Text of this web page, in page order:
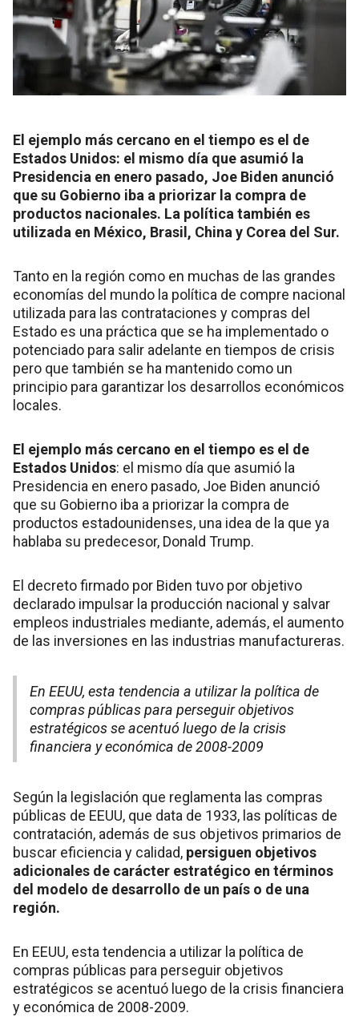
El ejemplo más cercano en el tiempo es el de
Estados Unidos: el mismo día que asumió la
Presidencia en enero pasado, Joe Biden anunció
que su Gobierno iba a priorizar la compra de
productos nacionales. La política también es
utilizada en México, Brasil, China y Corea del Sur.
Tanto en la región como en muchas de las grandes
economías del mundo la política de compre nacional
utilizada para las contrataciones y compras del
Estado es una práctica que se ha implementado o
potenciado para salir adelante en tiempos de crisis
pero que también se ha mantenido como un
principio para garantizar los desarrollos económicos
locales.
El ejemplo más cercano en el tiempo es el de
Estados Unidos: el mismo día que asumió la
Presidencia en enero pasado, Joe Biden anunció
que su Gobierno iba a priorizar la compra de
productos estadounidenses, una idea de la que ya
hablaba su predecesor, Donald Trump.
El decreto firmado por Biden tuvo por objetivo
declarado impulsar la producción nacional y salvar
empleos industriales mediante, además, el aumento
de las inversiones en las industrias manufactureras.
En EEUU, esta tendencia a utilizar la política de
compras públicas para perseguir objetivos
estratégicos se acentuó luego de la crisis
financiera y económica de 2008-2009
Según la legislación que reglamenta las compras
públicas de EEUU, que data de 1933, las políticas de
contratación, además de sus objetivos primarios de
buscar eficiencia y calidad, persiguen objetivos
adicionales de carácter estratégico en términos
del modelo de desarrollo de un país o de una
región.
En EEUU, esta tendencia a utilizar la política de
compras públicas para perseguir objetivos
estratégicos se acentuó luego de la crisis financiera
y económica de 2008-2009.